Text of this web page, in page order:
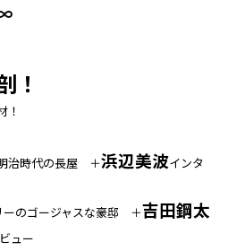
！
！
治時代の長屋 ＋浜辺美波インタ
ーのゴージャスな豪邸 ＋吉田鋼太
ュー